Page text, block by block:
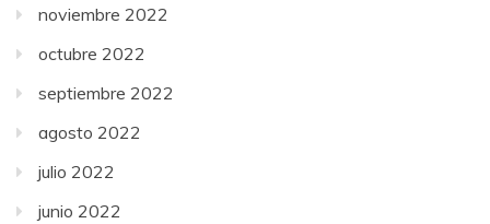
noviembre 2022
octubre 2022
septiembre 2022
agosto 2022
julio 2022
junio 2022